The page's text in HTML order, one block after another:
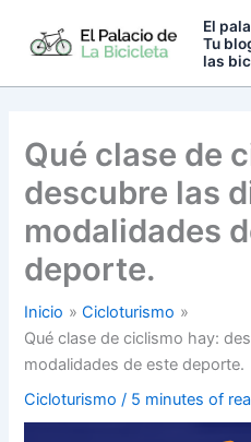
El
Tu
las
Qué clase de
descubre las
modalidades
deporte.
Inicio
Cicloturismo
Qué clase de ciclismo hay:
modalidades de este deporte.
Cicloturismo / 5 minutes of